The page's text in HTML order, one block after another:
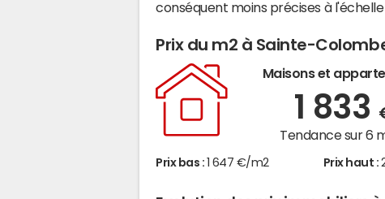
conséquent moins précises à
Prix du m2 à Sainte-
Maisons et
1 833
Tendance sur 6
Prix bas : 1 647 €/m2 Prix haut :